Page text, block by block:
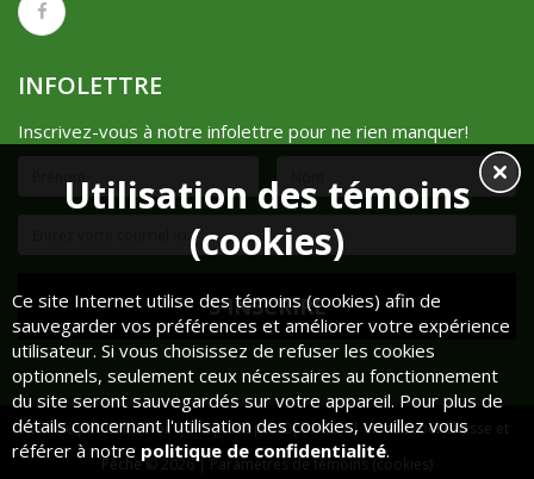
INFOLETTRE
Inscrivez-vous à notre infolettre pour ne rien manquer!
Réalisé parCube Noir| Propulsé parOpenCart| Mont-Lebel Chasse et
Pêche © 2026 |Paramètres de témoins (cookies)
Utilisation des témoins
(cookies)
Ce site Internet utilise des témoins (cookies) afin de
sauvegarder vos préférences et améliorer votre expérience
utilisateur. Si vous choisissez de refuser les cookies
optionnels, seulement ceux nécessaires au fonctionnement
du site seront sauvegardés sur votre appareil. Pour plus de
détails concernant l'utilisation des cookies, veuillez vous
référer à notre politique de confidentialité.